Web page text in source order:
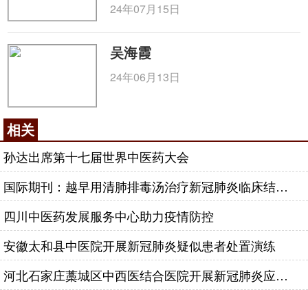
24年07月15日
吴海霞
24年06月13日
相关
孙达出席第十七届世界中医药大会
国际期刊：越早用清肺排毒汤治疗新冠肺炎临床结局越好
四川中医药发展服务中心助力疫情防控
安徽太和县中医院开展新冠肺炎疑似患者处置演练
河北石家庄藁城区中西医结合医院开展新冠肺炎应急推演